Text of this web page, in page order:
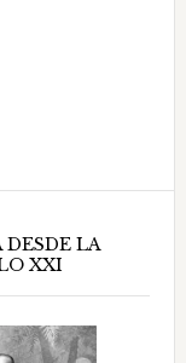
DESDE LA
XXI